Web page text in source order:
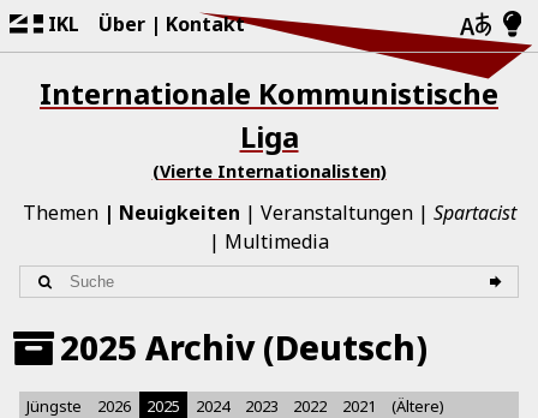
IKL Über Kontakt
Internationale Kommunistische
Liga
(Vierte Internationalisten)
Themen Neuigkeiten Veranstaltungen
Spartacist
Multimedia
2025 Archiv (Deutsch)
Jüngste 2026 2025 2024 2023 2022 2021 (Ältere)